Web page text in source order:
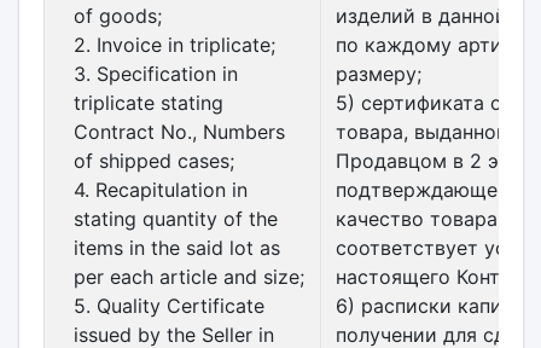
of goods;
2. Invoice in triplicate;
3. Specification in
triplicate stating
Contract No., Numbers
of shipped cases;
4. Recapitulation in
stating quantity of the
items in the said lot as
per each article and size;
5. Quality Certificate
issued by the Seller in
изделий в данной
по каждому
размеру;
5) сертификата о
товара, выданного
Продавцом в 2 экз.,
подтверждающего,
качество товара
соответствует
настоящего
6) расписки
получении для